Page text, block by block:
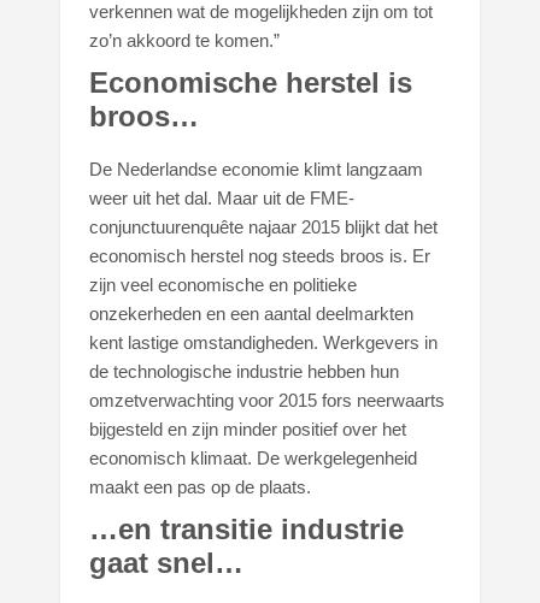
verkennen wat de mogelijkheden zijn om tot
zo’n akkoord te komen.”
Economische herstel is
broos…
De Nederlandse economie klimt langzaam
weer uit het dal. Maar uit de FME-
conjunctuurenquête najaar 2015 blijkt dat het
economisch herstel nog steeds broos is. Er
zijn veel economische en politieke
onzekerheden en een aantal deelmarkten
kent lastige omstandigheden. Werkgevers in
de technologische industrie hebben hun
omzetverwachting voor 2015 fors neerwaarts
bijgesteld en zijn minder positief over het
economisch klimaat. De werkgelegenheid
maakt een pas op de plaats.
…en transitie industrie
gaat snel…